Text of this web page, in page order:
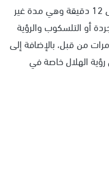
وأضاف: "القمر سيبقى في السماء من 3 إلى 12 دقيقة وهي مدة غير
أو التلسكوب والرؤية
من قبل، بالإضافة إلى
الهلال خاصة في